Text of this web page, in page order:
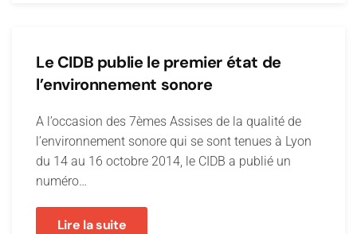
Le CIDB publie le premier état de
l’environnement sonore
A l’occasion des 7èmes Assises de la qualité de
l’environnement sonore qui se sont tenues à Lyon
du 14 au 16 octobre 2014, le CIDB a publié un
numéro…
Lire la suite